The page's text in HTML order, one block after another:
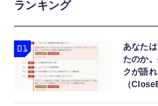
ランキング
あなた
たのか
クが語
（